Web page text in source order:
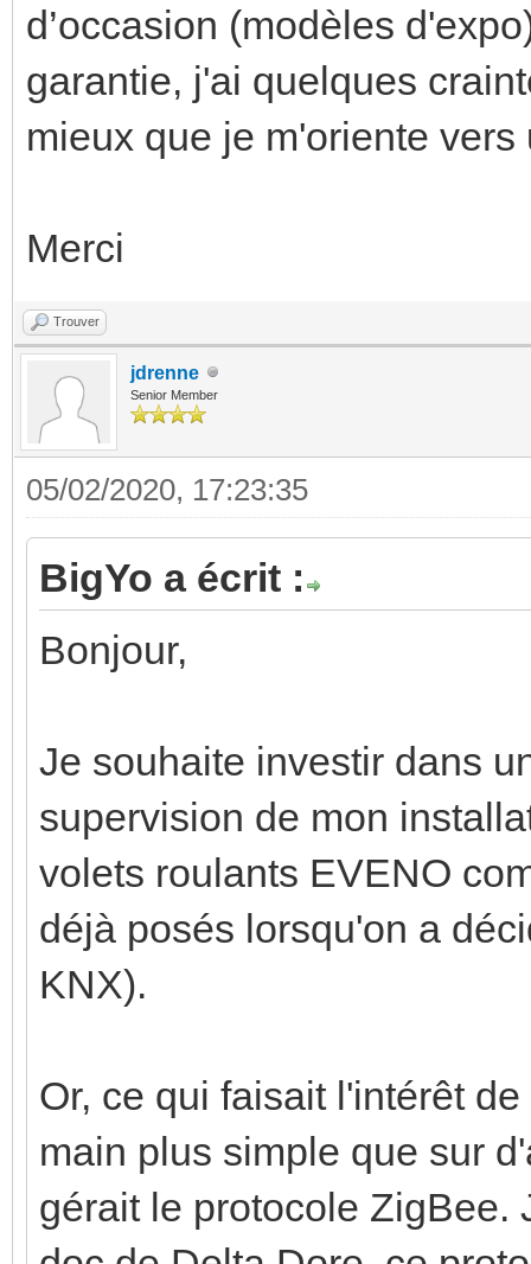
d’occasion (modèles
garantie, j'ai quelques
mieux que je m'oriente
Merci
Trouver
jdrenne
Senior Member
05/02/2020, 17:23:35
BigYo a écrit :
Bonjour,
Je souhaite investir dans
supervision de mon
volets roulants EVENO
déjà posés lorsqu'on a
KNX).
Or, ce qui faisait l'intérêt
main plus simple que sur
gérait le protocole ZigBee.